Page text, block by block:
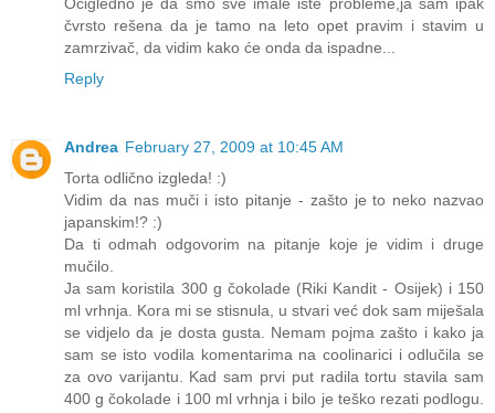
Očigledno je da smo sve imale iste probleme,ja sam ipak
čvrsto rešena da je tamo na leto opet pravim i stavim u
zamrzivač, da vidim kako će onda da ispadne...
Reply
Andrea February 27, 2009 at 10:45 AM
Torta odlično izgleda! :)
Vidim da nas muči i isto pitanje - zašto je to neko nazvao
japanskim!? :)
Da ti odmah odgovorim na pitanje koje je vidim i druge
mučilo.
Ja sam koristila 300 g čokolade (Riki Kandit - Osijek) i 150
ml vrhnja. Kora mi se stisnula, u stvari već dok sam miješala
se vidjelo da je dosta gusta. Nemam pojma zašto i kako ja
sam se isto vodila komentarima na coolinarici i odlučila se
za ovo varijantu. Kad sam prvi put radila tortu stavila sam
400 g čokolade i 100 ml vrhnja i bilo je teško rezati podlogu.